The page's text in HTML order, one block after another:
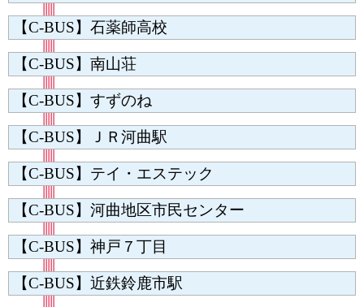
【C-BUS】石薬師高校
【C-BUS】南山荘
【C-BUS】すずのね
【C-BUS】ＪＲ河曲駅
【C-BUS】テイ・エステック
【C-BUS】河曲地区市民センター
【C-BUS】神戸７丁目
【C-BUS】近鉄鈴鹿市駅